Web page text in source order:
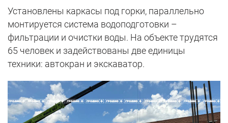
Установлены каркасы под горки, параллельно
монтируется система водоподготовки –
фильтрации и очистки воды. На объекте трудятся
65 человек и задействованы две единицы
техники: автокран и экскаватор.